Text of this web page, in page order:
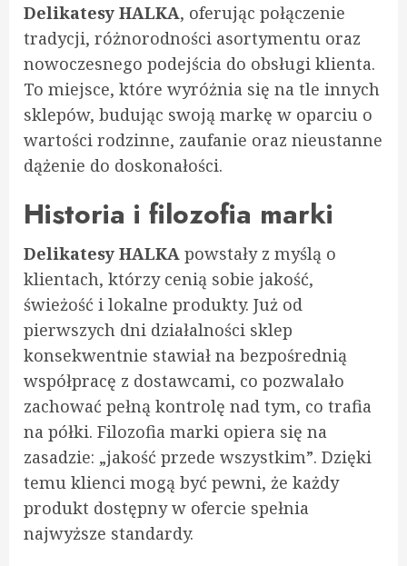
Delikatesy HALKA, oferując połączenie
tradycji, różnorodności asortymentu oraz
nowoczesnego podejścia do obsługi klienta.
To miejsce, które wyróżnia się na tle innych
sklepów, budując swoją markę w oparciu o
wartości rodzinne, zaufanie oraz nieustanne
dążenie do doskonałości.
Historia i filozofia marki
Delikatesy HALKA powstały z myślą o
klientach, którzy cenią sobie jakość,
świeżość i lokalne produkty. Już od
pierwszych dni działalności sklep
konsekwentnie stawiał na bezpośrednią
współpracę z dostawcami, co pozwalało
zachować pełną kontrolę nad tym, co trafia
na półki. Filozofia marki opiera się na
zasadzie: „jakość przede wszystkim”. Dzięki
temu klienci mogą być pewni, że każdy
produkt dostępny w ofercie spełnia
najwyższe standardy.